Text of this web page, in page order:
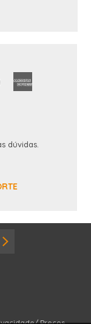
dúvidas.